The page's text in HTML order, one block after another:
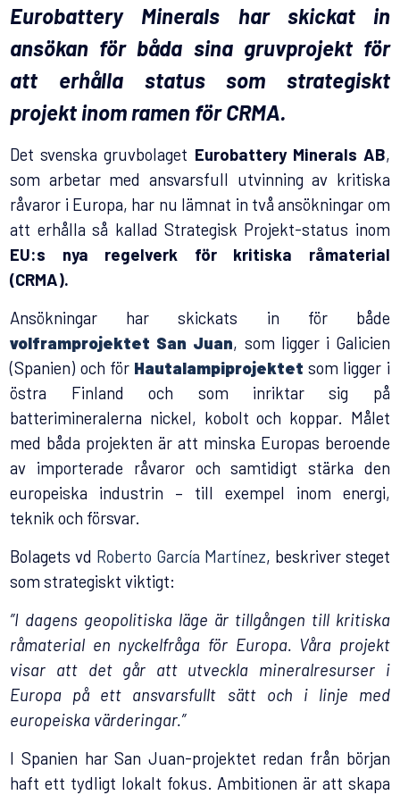
Eurobattery Minerals har skickat in
ansökan för båda sina gruvprojekt för
att erhålla status som strategiskt
projekt inom ramen för CRMA.
Det svenska gruvbolaget Eurobattery Minerals AB,
som arbetar med ansvarsfull utvinning av kritiska
råvaror i Europa, har nu lämnat in två ansökningar om
att erhålla så kallad Strategisk Projekt-status inom
EU:s nya regelverk för kritiska råmaterial
(CRMA).
Ansökningar har skickats in för både
volframprojektet San Juan, som ligger i Galicien
(Spanien) och för Hautalampiprojektet som ligger i
östra Finland och som inriktar sig på
batterimineralerna nickel, kobolt och koppar. Målet
med båda projekten är att minska Europas beroende
av importerade råvaror och samtidigt stärka den
europeiska industrin – till exempel inom energi,
teknik och försvar.
Bolagets vd Roberto García Martínez, beskriver steget
som strategiskt viktigt:
”I dagens geopolitiska läge är tillgången till kritiska
råmaterial en nyckelfråga för Europa. Våra projekt
visar att det går att utveckla mineralresurser i
Europa på ett ansvarsfullt sätt och i linje med
europeiska värderingar.”
I Spanien har San Juan-projektet redan från början
haft ett tydligt lokalt fokus. Ambitionen är att skapa